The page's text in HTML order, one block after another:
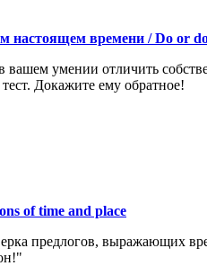
настоящем времени / Do or
умении отличить
Докажите ему обратное!
of time and place
предлогов, выражающих